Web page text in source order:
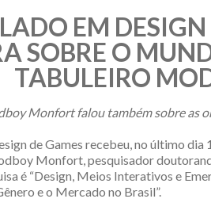
EM DESIGN
SOBRE O
TABULEIRO
Monfort falou também sobre as
de Games recebeu, no último dia
Monfort, pesquisador
é “Design, Meios Interativos e
e o Mercado no Brasil”.